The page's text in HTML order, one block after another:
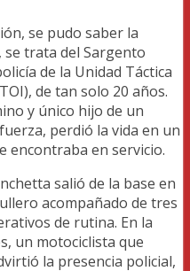
se pudo saber la
se trata del Sargento
de la Unidad Táctica
de tan solo 20 años.
y único hijo de un
perdió la vida en un
encontraba en servicio.
salió de la base en
acompañado de tres
de rutina. En la
un motociclista que
la presencia policial,